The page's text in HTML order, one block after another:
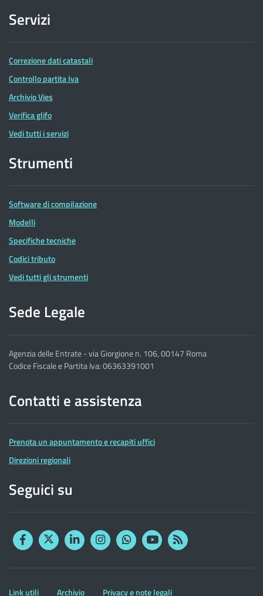
Servizi
Correzione dati catastali
Controllo partita Iva
Archivio Vies
Verifica glifo
Vedi tutti i servizi
Strumenti
Software di compilazione
Modelli
Specifiche tecniche
Codici tributo
Vedi tutti gli strumenti
Sede Legale
Agenzia delle Entrate - via Giorgione n. 106, 00147 Roma
Codice Fiscale e Partita Iva: 06363391001
Contatti e assistenza
Prenota un appuntamento e recapiti uffici
Direzioni regionali
Seguici su
FacebookTwitterLinkedinInstagram
YouTubeRSS
Altre
Link utili Archivio Privacy e note legali